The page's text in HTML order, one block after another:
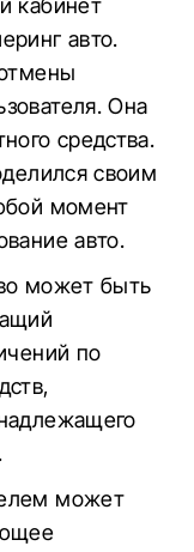
кабинет
авто.
Она
средства.
своим
момент
авто.
может быть
по
может